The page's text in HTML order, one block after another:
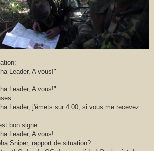
Leader, A vous!"
Leader, A vous!"
Leader, j'émets sur 4.00, si vous me recevez
bon signe...
Leader, A vous!
Sniper, rapport de situation?